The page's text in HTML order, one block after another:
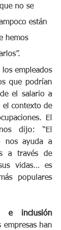
no se
están
hemos
empleados
que podrían
el salario a
el contexto de
El
dijo: “El
nos ayuda a
a través de
vidas… es
populares
e inclusión
empresas han